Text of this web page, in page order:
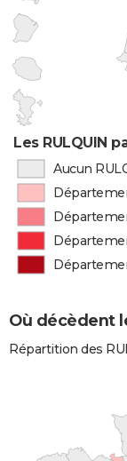
Les RULQUIN
Aucun
Où décèdent
Répartition des